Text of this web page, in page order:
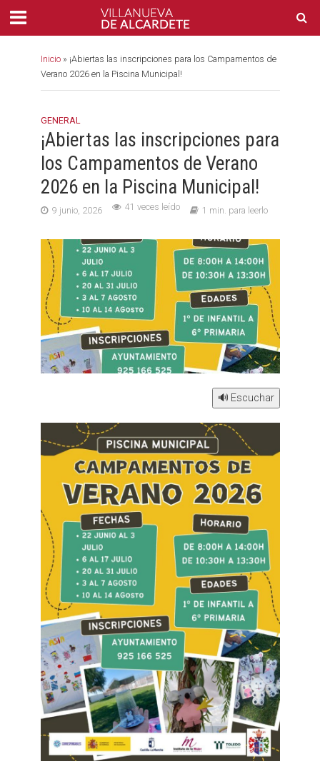
Inicio» ¡Abiertas las inscripciones para los Campamentos de
Verano 2026 en la Piscina Municipal!
GENERAL
¡Abiertas las inscripciones para
los Campamentos de Verano
2026 en la Piscina Municipal!
9 junio, 2026 41 veces leído 1 min. para leerlo
🔊 Escuchar